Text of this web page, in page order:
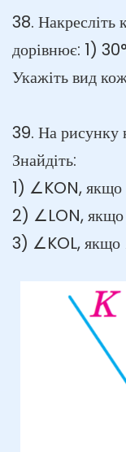
38. Накресліть
дорівнює: 1)
Укажіть вид
39. На рисунку
Знайдіть:
1) ∠KON,
2) ∠LON,
3) ∠KOL,